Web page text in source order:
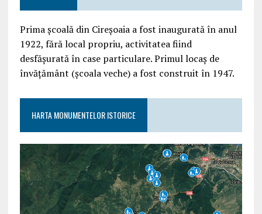
Prima școală din Cireșoaia a fost inaugurată în anul
1922, fără local propriu, activitatea fiind
desfășurată în case particulare. Primul locaș de
învățământ (școala veche) a fost construit în 1947.
HARTA MONUMENTELOR ISTORICE